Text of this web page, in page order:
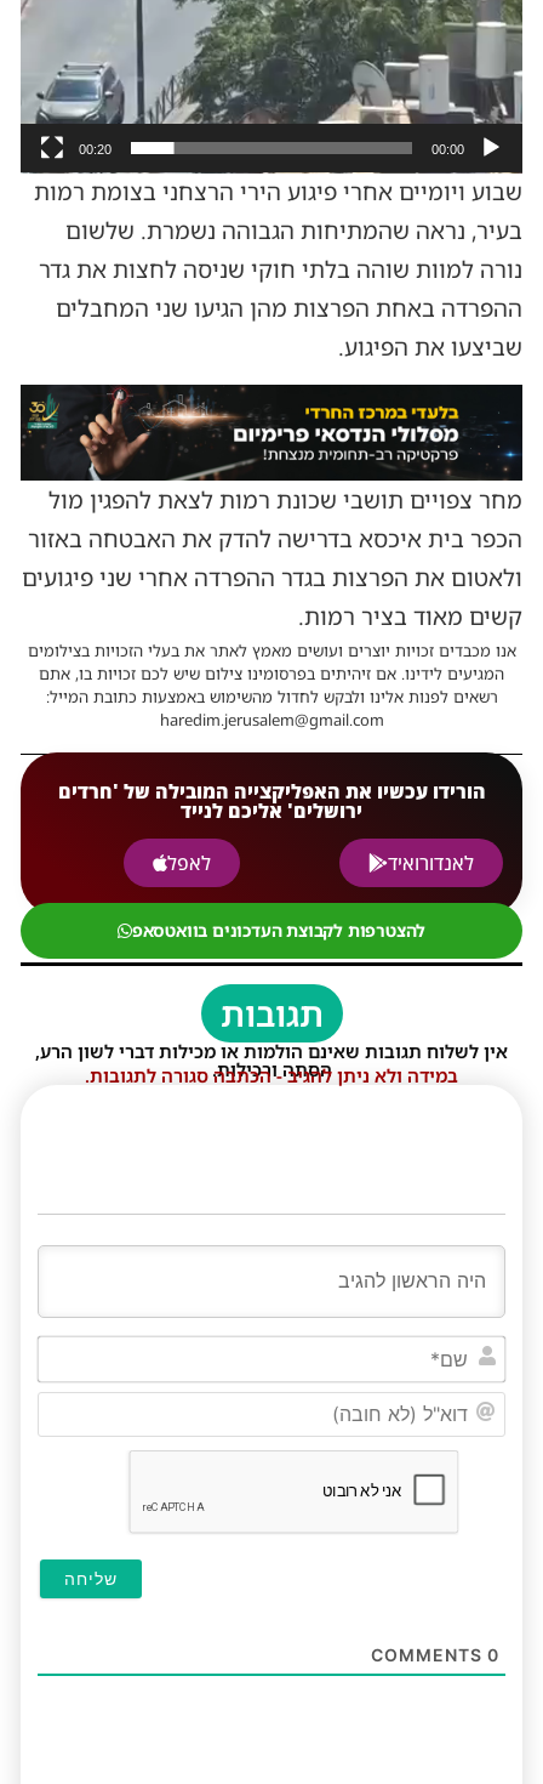
00:00
00:20
שבוע ויומיים אחרי פיגוע הירי הרצחני בצומת רמות
בעיר, נראה שהמתיחות הגבוהה נשמרת. שלשום
נורה למוות שוהה בלתי חוקי שניסה לחצות את גדר
ההפרדה באחת הפרצות מהן הגיעו שני המחבלים
שביצעו את הפיגוע.
מחר צפויים תושבי שכונת רמות לצאת להפגין מול
הכפר בית איכסא בדרישה להדק את האבטחה באזור
ולאטום את הפרצות בגדר ההפרדה אחרי שני פיגועים
קשים מאוד בציר רמות.
אנו מכבדים זכויות יוצרים ועושים מאמץ לאתר את בעלי הזכויות בצילומים
המגיעים לידינו. אם זיהיתים בפרסומינו צילום שיש לכם זכויות בו, אתם
רשאים לפנות אלינו ולבקש לחדול מהשימוש באמצעות כתובת המייל:
haredim.jerusalem@gmail.com
הורידו עכשיו את האפליקצייה המובילה של 'חרדים
ירושלים' אליכם לנייד
לאנדורואיד
לאפל
להצטרפות לקבוצת העדכונים בוואטסאפ
תגובות
אין לשלוח תגובות שאינם הולמות או מכילות דברי לשון הרע,
הסתה ורכילות.
במידה ולא ניתן להגיב - הכתבה סגורה לתגובות.
0